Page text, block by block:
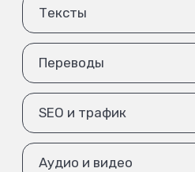
Тексты
Переводы
SEO и трафик
Аудио и видео